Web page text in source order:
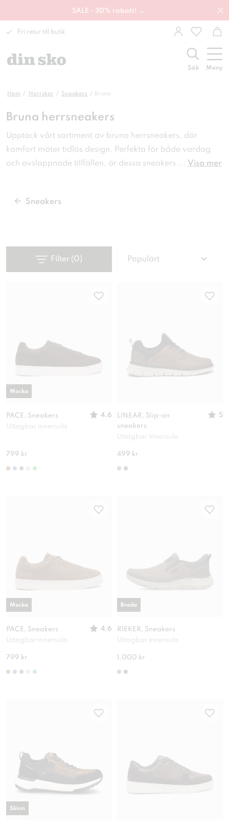
SALE - 30% rabatt! →
Fri retur till butik
Sök Meny
Hem Herrskor Sneakers Bruna
Bruna herrsneakers
Upptäck vårt sortiment av bruna herrsneakers, där
komfort möter tidlös design. Perfekta för både vardag
och avslappnade tillfällen, är dessa sneakers ... Visa mer
Sneakers
Filter (0) Populärt
PACE, Sneakers
4.6
Uttagbar innersula
799 kr
Mocka
LINEAR, Slip-on
sneakers
5
Uttagbar innersula
499 kr
PACE, Sneakers
4.6
Uttagbar innersula
799 kr
Mocka
RIEKER, Sneakers
Uttagbar innersula
1.000 kr
Breda
Skinn